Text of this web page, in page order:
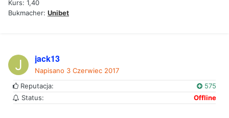
Kurs: 1,40
Bukmacher: Unibet
jack13
Napisano 3 Czerwiec 2017
Reputacja:
575
Status:
Offline